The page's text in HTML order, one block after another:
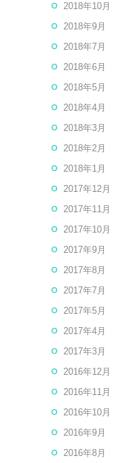
2018年10月
2018年9月
2018年7月
2018年6月
2018年5月
2018年4月
2018年3月
2018年2月
2018年1月
2017年12月
2017年11月
2017年10月
2017年9月
2017年8月
2017年7月
2017年5月
2017年4月
2017年3月
2016年12月
2016年11月
2016年10月
2016年9月
2016年8月